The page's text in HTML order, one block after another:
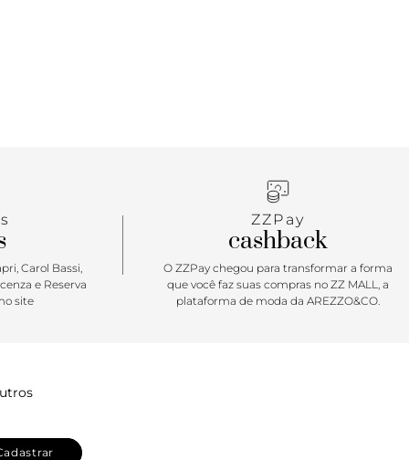
Carol Bassi,
e Reserva
site
ZZPay
cashback
O ZZPay chegou para transformar a forma
que você faz suas compras no ZZ MALL, a
plataforma de moda da AREZZO&CO.